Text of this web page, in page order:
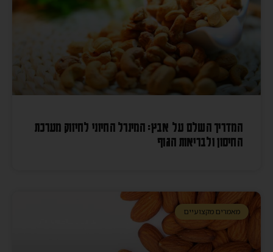
המדריך השלם על אבץ: המינרל החיוני לחיזוק מערכת
החיסון ולבריאות הגוף
מאמרים מקצועיים